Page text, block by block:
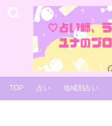
TOP 占い 地域別占い